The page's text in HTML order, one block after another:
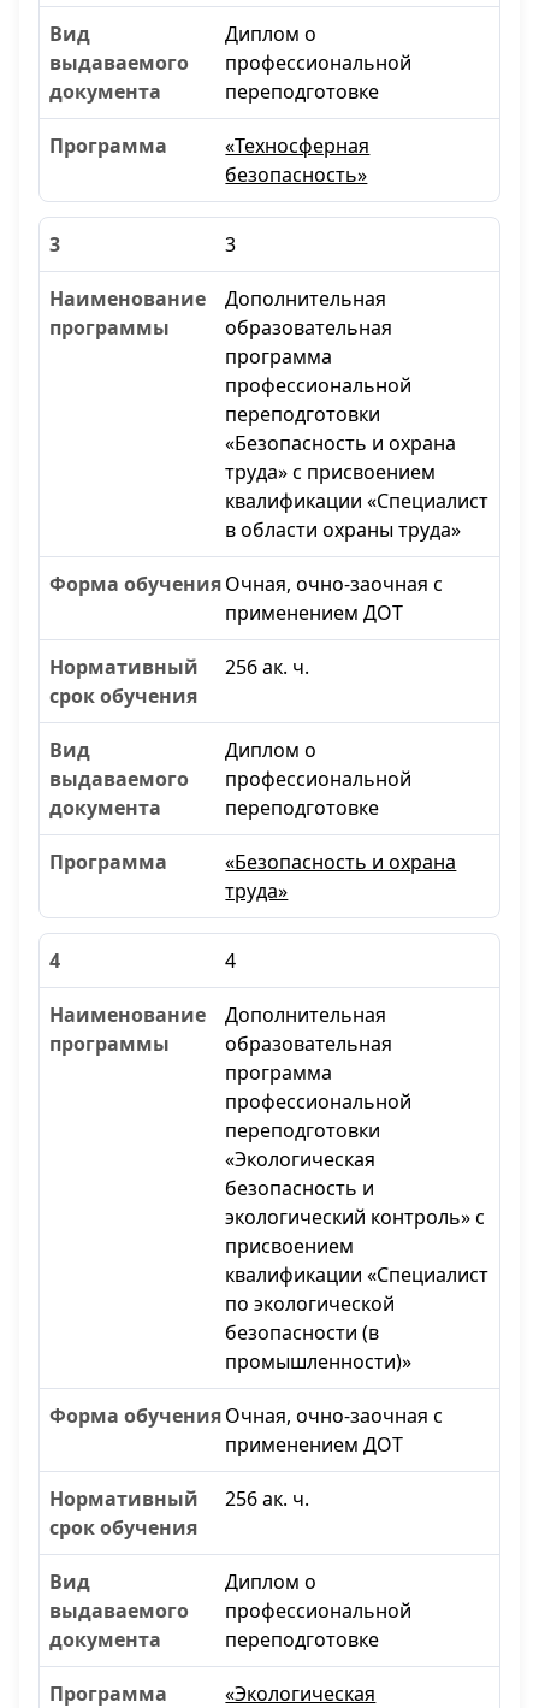
Диплом о
профессиональной
переподготовке
«Техносферная
безопасность»
3
Дополнительная
образовательная
программа
профессиональной
переподготовки
«Безопасность и охрана
труда» с присвоением
квалификации «Специалист
в области охраны труда»
Очная, очно-заочная с
применением ДОТ
256 ак. ч.
Диплом о
профессиональной
переподготовке
«Безопасность и охрана
труда»
4
Дополнительная
образовательная
программа
профессиональной
переподготовки
«Экологическая
безопасность и
экологический контроль» с
присвоением
квалификации «Специалист
по экологической
безопасности (в
промышленности)»
Очная, очно-заочная с
применением ДОТ
256 ак. ч.
Диплом о
профессиональной
переподготовке
«Экологическая